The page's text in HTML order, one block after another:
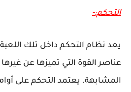
التحكم:-
يعد نظام التحكم داخل تلك اللعبة
عناصر القوة التي تميزها عن
المشابهة. يعتمد التحكم على